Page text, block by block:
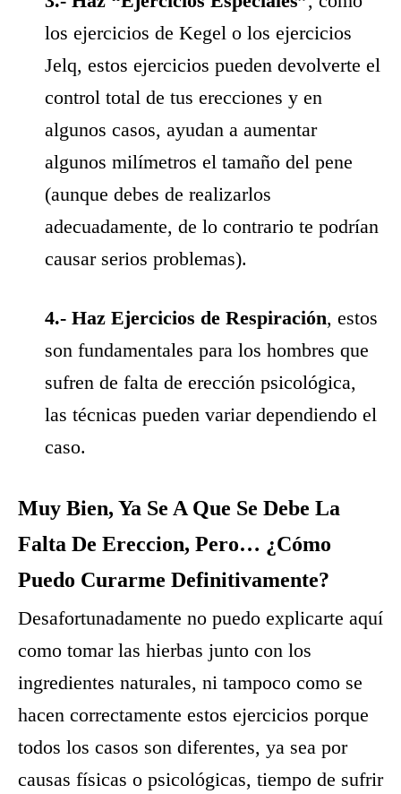
los ejercicios de Kegel o los ejercicios
Jelq, estos ejercicios pueden devolverte el
control total de tus erecciones y en
algunos casos, ayudan a aumentar
algunos milímetros el tamaño del pene
(aunque debes de realizarlos
adecuadamente, de lo contrario te podrían
causar serios problemas).
4.- Haz Ejercicios de Respiración, estos
son fundamentales para los hombres que
sufren de falta de erección psicológica,
las técnicas pueden variar dependiendo el
caso.
Muy Bien, Ya Se A Que Se Debe La
Falta De Ereccion, Pero… ¿Cómo
Puedo Curarme Definitivamente?
Desafortunadamente no puedo explicarte aquí
como tomar las hierbas junto con los
ingredientes naturales, ni tampoco como se
hacen correctamente estos ejercicios porque
todos los casos son diferentes, ya sea por
causas físicas o psicológicas, tiempo de sufrir